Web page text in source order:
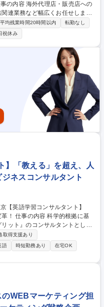
連業務など幅広くお任せしま
けた戦略立案やメンバー育成に
略の立案・メンバーマネジメン
ストラリアなど 【当社につい
営エステサロンの運営等を手掛
粧品を企画開発しており、「無
けしています。 募集職種
心/高い商品力/英語スキルを活
均残業時間20時間以内
転勤なし
祝休み
】「教える」を超え、人
ネスコンサルタント
拠に基
ット』のコンサルタントとし
せ、その後の継続的な学習設計
面談実施） 【詳細】(1)
を確認するTEST実施(3)モチベ
学習サポート。 【やりがい】御
する顧客に対し、対等な「コー
とができます。顧客から直接感
職種 東京【英語
人の行動・人生を変革！
取得支援あり
語 時短勤務あり
在宅OK
のWEBマーケティング担